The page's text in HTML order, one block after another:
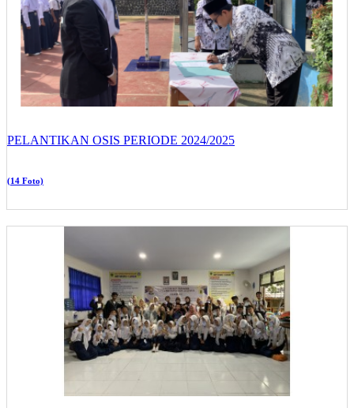
PELANTIKAN OSIS PERIODE 2024/2025
(14 Foto)